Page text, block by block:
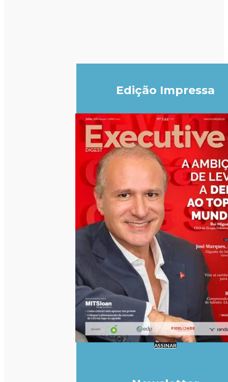
Edição Impressa
ASSINAR